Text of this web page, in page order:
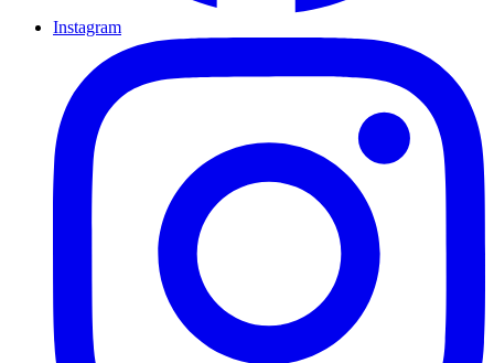
Instagram